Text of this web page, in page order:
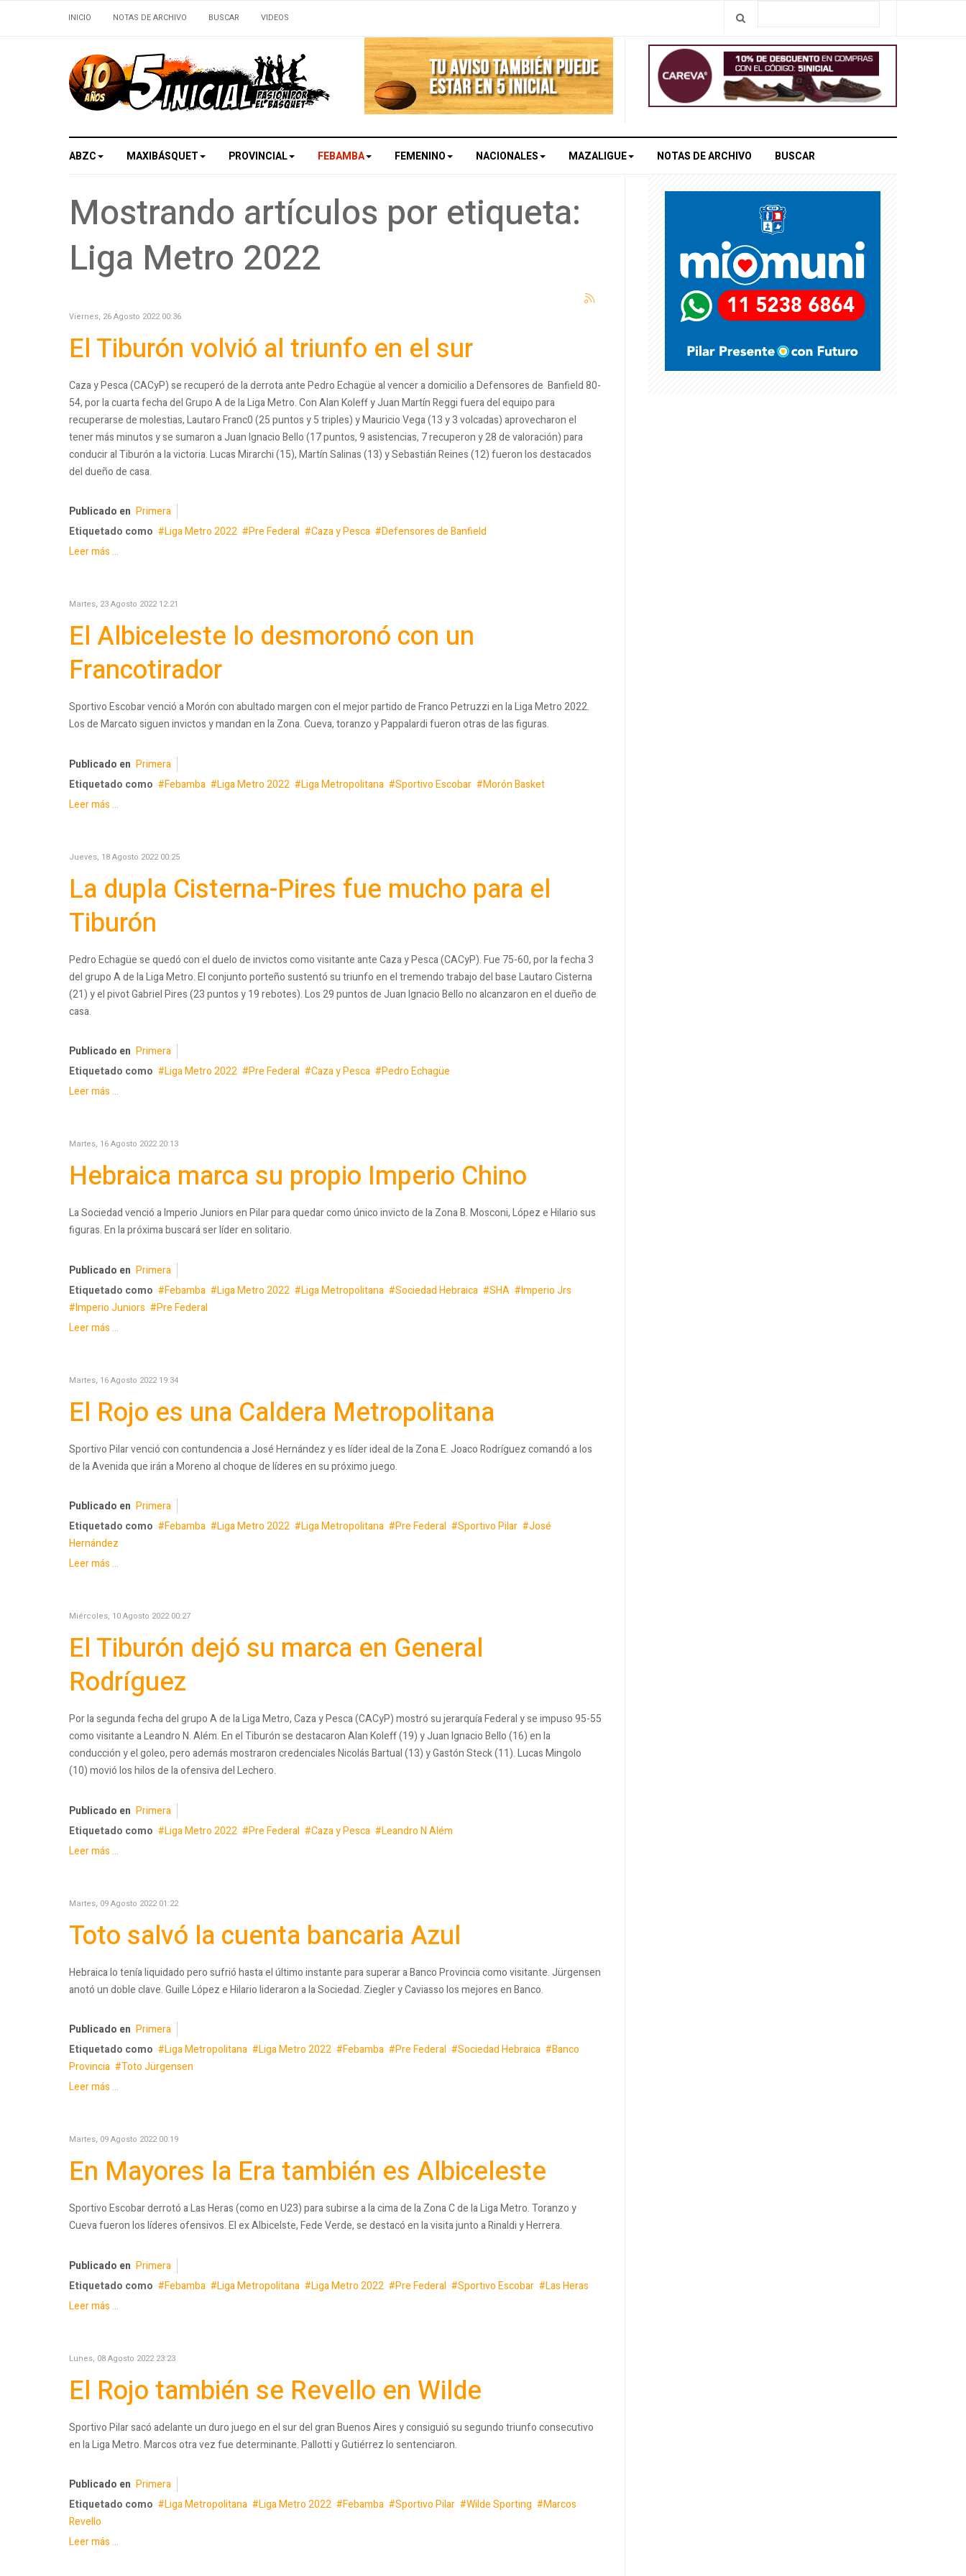
INICIO NOTAS DE ARCHIVO BUSCAR VIDEOS
ABZC MAXIBÁSQUET PROVINCIAL FEBAMBA FEMENINO NACIONALES MAZALIGUE NOTAS DE ARCHIVO BUSCAR
Mostrando artículos por etiqueta:
Liga Metro 2022
Viernes, 26 Agosto 2022 00:36
El Tiburón volvió al triunfo en el sur
Caza y Pesca (CACyP) se recuperó de la derrota ante Pedro Echagüe al vencer a domicilio a Defensores de Banfield 80-
54, por la cuarta fecha del Grupo A de la Liga Metro. Con Alan Koleff y Juan Martín Reggi fuera del equipo para
recuperarse de molestias, Lautaro Franc0 (25 puntos y 5 triples) y Mauricio Vega (13 y 3 volcadas) aprovecharon el
tener más minutos y se sumaron a Juan Ignacio Bello (17 puntos, 9 asistencias, 7 recuperon y 28 de valoración) para
conducir al Tiburón a la victoria. Lucas Mirarchi (15), Martín Salinas (13) y Sebastián Reines (12) fueron los destacados
del dueño de casa.
Publicado en Primera
Etiquetado como
Liga Metro 2022 Pre Federal Caza y Pesca
Defensores de Banfield
Leer más ...
Martes, 23 Agosto 2022 12:21
El Albiceleste lo desmoronó con un
Francotirador
Sportivo Escobar venció a Morón con abultado margen con el mejor partido de Franco Petruzzi en la Liga Metro 2022.
Los de Marcato siguen invictos y mandan en la Zona. Cueva, toranzo y Pappalardi fueron otras de las figuras.
Publicado en Primera
Etiquetado como
Febamba Liga Metro 2022 Liga Metropolitana Sportivo Escobar
Morón Basket
Leer más ...
Jueves, 18 Agosto 2022 00:25
La dupla Cisterna-Pires fue mucho para el
Tiburón
Pedro Echagüe se quedó con el duelo de invictos como visitante ante Caza y Pesca (CACyP). Fue 75-60, por la fecha 3
del grupo A de la Liga Metro. El conjunto porteño sustentó su triunfo en el tremendo trabajo del base Lautaro Cisterna
(21) y el pivot Gabriel Pires (23 puntos y 19 rebotes). Los 29 puntos de Juan Ignacio Bello no alcanzaron en el dueño de
casa.
Publicado en Primera
Etiquetado como
Liga Metro 2022 Pre Federal Caza y Pesca
Pedro Echagüe
Leer más ...
Martes, 16 Agosto 2022 20:13
Hebraica marca su propio Imperio Chino
La Sociedad venció a Imperio Juniors en Pilar para quedar como único invicto de la Zona B. Mosconi, López e Hilario sus
figuras. En la próxima buscará ser líder en solitario.
Publicado en Primera
Etiquetado como
Febamba Liga Metro 2022 Liga Metropolitana Sociedad Hebraica SHA
Imperio Jrs
Imperio Juniors
Pre Federal
Leer más ...
Martes, 16 Agosto 2022 19:34
El Rojo es una Caldera Metropolitana
Sportivo Pilar venció con contundencia a José Hernández y es líder ideal de la Zona E. Joaco Rodríguez comandó a los
de la Avenida que irán a Moreno al choque de líderes en su próximo juego.
Publicado en Primera
Etiquetado como
Febamba Liga Metro 2022 Liga Metropolitana Pre Federal Sportivo Pilar
José
Hernández
Leer más ...
Miércoles, 10 Agosto 2022 00:27
El Tiburón dejó su marca en General
Rodríguez
Por la segunda fecha del grupo A de la Liga Metro, Caza y Pesca (CACyP) mostró su jerarquía Federal y se impuso 95-55
como visitante a Leandro N. Além. En el Tiburón se destacaron Alan Koleff (19) y Juan Ignacio Bello (16) en la
conducción y el goleo, pero además mostraron credenciales Nicolás Bartual (13) y Gastón Steck (11). Lucas Mingolo
(10) movió los hilos de la ofensiva del Lechero.
Publicado en Primera
Etiquetado como
Liga Metro 2022 Pre Federal Caza y Pesca
Leandro N Além
Leer más ...
Martes, 09 Agosto 2022 01:22
Toto salvó la cuenta bancaria Azul
Hebraica lo tenía liquidado pero sufrió hasta el último instante para superar a Banco Provincia como visitante. Jürgensen
anotó un doble clave. Guille López e Hilario lideraron a la Sociedad. Ziegler y Caviasso los mejores en Banco.
Publicado en Primera
Etiquetado como
Liga Metropolitana Liga Metro 2022 Febamba Pre Federal Sociedad Hebraica
Banco
Provincia
Toto Jürgensen
Leer más ...
Martes, 09 Agosto 2022 00:19
En Mayores la Era también es Albiceleste
Sportivo Escobar derrotó a Las Heras (como en U23) para subirse a la cima de la Zona C de la Liga Metro. Toranzo y
Cueva fueron los líderes ofensivos. El ex Albicelste, Fede Verde, se destacó en la visita junto a Rinaldi y Herrera.
Publicado en Primera
Etiquetado como
Febamba Liga Metropolitana Liga Metro 2022 Pre Federal Sportivo Escobar
Las Heras
Leer más ...
Lunes, 08 Agosto 2022 23:23
El Rojo también se Revello en Wilde
Sportivo Pilar sacó adelante un duro juego en el sur del gran Buenos Aires y consiguió su segundo triunfo consecutivo
en la Liga Metro. Marcos otra vez fue determinante. Pallotti y Gutiérrez lo sentenciaron.
Publicado en Primera
Etiquetado como
Liga Metropolitana Liga Metro 2022 Febamba Sportivo Pilar Wilde Sporting
Marcos
Revello
Leer más ...